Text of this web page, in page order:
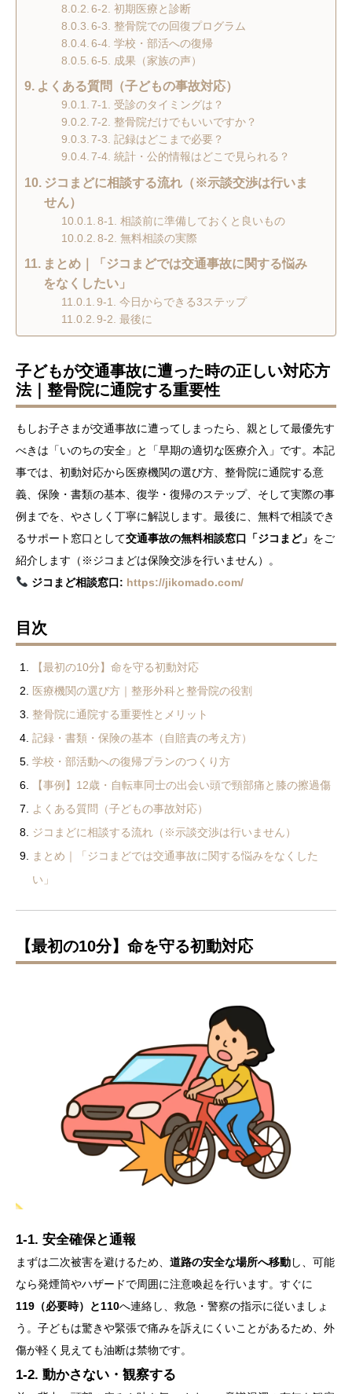
6-2. 初期医療と診断
6-3. 整骨院での回復プログラム
6-4. 学校・部活への復帰
6-5. 成果（家族の声）
よくある質問（子どもの事故対応）
7-1. 受診のタイミングは？
7-2. 整骨院だけでもいいですか？
7-3. 記録はどこまで必要？
7-4. 統計・公的情報はどこで見られる？
ジコまどに相談する流れ（※示談交渉は行いま
せん）
8-1. 相談前に準備しておくと良いもの
8-2. 無料相談の実際
まとめ｜「ジコまどでは交通事故に関する悩み
をなくしたい」
9-1. 今日からできる3ステップ
9-2. 最後に
子どもが交通事故に遭った時の正しい対応方
法｜整骨院に通院する重要性
もしお子さまが交通事故に遭ってしまったら、親として最優先す
べきは「いのちの安全」と「早期の適切な医療介入」です。本記
事では、初動対応から医療機関の選び方、整骨院に通院する意
義、保険・書類の基本、復学・復帰のステップ、そして実際の事
例までを、やさしく丁寧に解説します。最後に、無料で相談でき
るサポート窓口として交通事故の無料相談窓口「ジコまど」 をご
紹介します（※ジコまどは保険交渉を行いません）。
ジコまど相談窓口: https://jikomado.com/
目次
【最初の10分】命を守る初動対応
医療機関の選び方｜整形外科と整骨院の役割
整骨院に通院する重要性とメリット
記録・書類・保険の基本（自賠責の考え方）
学校・部活動への復帰プランのつくり方
【事例】12歳・自転車同士の出会い頭で頸部痛と膝の擦過傷
よくある質問（子どもの事故対応）
ジコまどに相談する流れ（※示談交渉は行いません）
まとめ｜「ジコまどでは交通事故に関する悩みをなくした
い」
【最初の10分】命を守る初動対応
1-1. 安全確保と通報
まずは二次被害を避けるため、 道路の安全な場所へ移動し、可能
なら発煙筒やハザードで周囲に注意喚起を行います。すぐに
119（必要時）と110へ連絡し、救急・警察の指示に従いましょ
う。子どもは驚きや緊張で痛みを訴えにくいことがあるため、外
傷が軽く見えても油断は禁物です。
1-2. 動かさない・観察する